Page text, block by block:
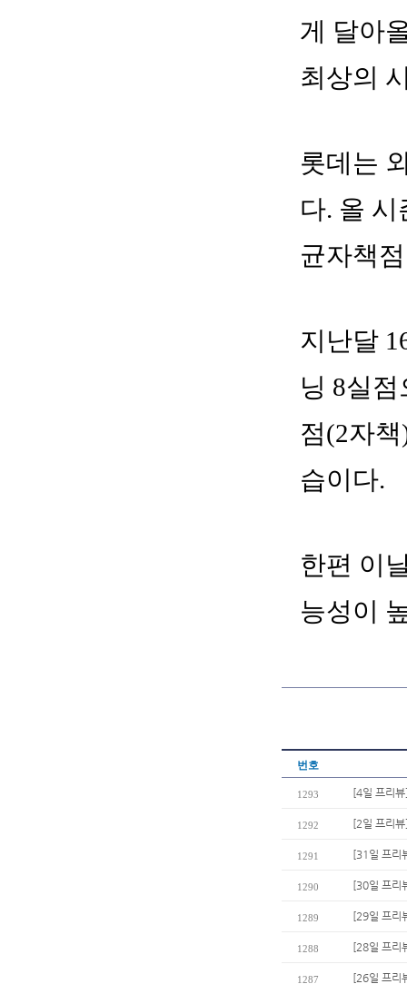
게 달아
최상의
롯데는
다. 올
균자책
지난달
닝 8실
점(2자
습이다.
한편 이
능성이
번호
1293 [4일 프리
1292 [2일 프리
1291 [31일 프리
1290 [30일 프리
1289 [29일 프리
1288 [28일 프리
1287 [26일 프리